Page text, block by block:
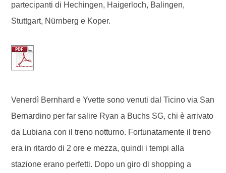
partecipanti di Hechingen, Haigerloch, Balingen,
Stuttgart, Nürnberg e Koper.
Venerdì Bernhard e Yvette sono venuti dal Ticino via San
Bernardino per far salire Ryan a Buchs SG, chi è arrivato
da Lubiana con il treno notturno. Fortunatamente il treno
era in ritardo di 2 ore e mezza, quindi i tempi alla
stazione erano perfetti. Dopo un giro di shopping a